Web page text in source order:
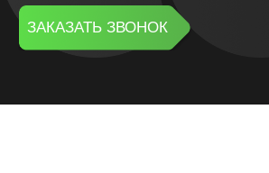
ЗАКАЗАТЬ ЗВОНОК